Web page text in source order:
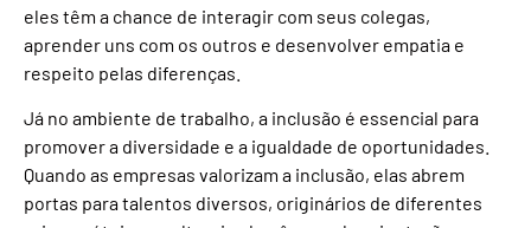
eles têm a chance de interagir com seus colegas,
aprender uns com os outros e desenvolver empatia e
respeito pelas diferenças.
Já no ambiente de trabalho, a inclusão é essencial para
promover a diversidade e a igualdade de oportunidades.
Quando as empresas valorizam a inclusão, elas abrem
portas para talentos diversos, originários de diferentes